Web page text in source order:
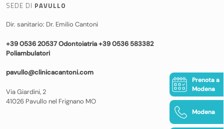
Prenota a
Modena
Modena
SEDE DI PAVULLO
Dir. sanitario: Dr. Emilio Cantoni
+39 0536 20537 Odontoiatria +39 0536 583382
Poliambulatori
pavullo@clinicacantoni.com
Via Giardini, 2
41026 Pavullo nel Frignano MO